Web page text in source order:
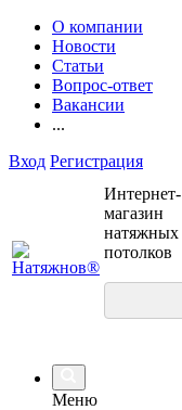
О компании
Новости
Статьи
Вопрос-ответ
Вакансии
...
Вход Регистрация
Интернет-
магазин
натяжных
потолков
Меню